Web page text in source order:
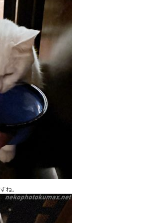
ね。